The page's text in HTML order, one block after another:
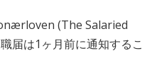
(The Salaried
届は1ヶ月前に通知するこ